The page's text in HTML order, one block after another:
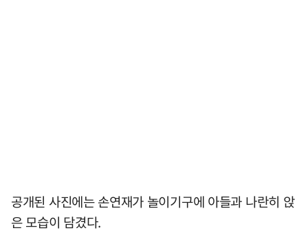
공개된 사진에는 손연재가 놀이기구에 아들과 나란히 앉
은 모습이 담겼다.